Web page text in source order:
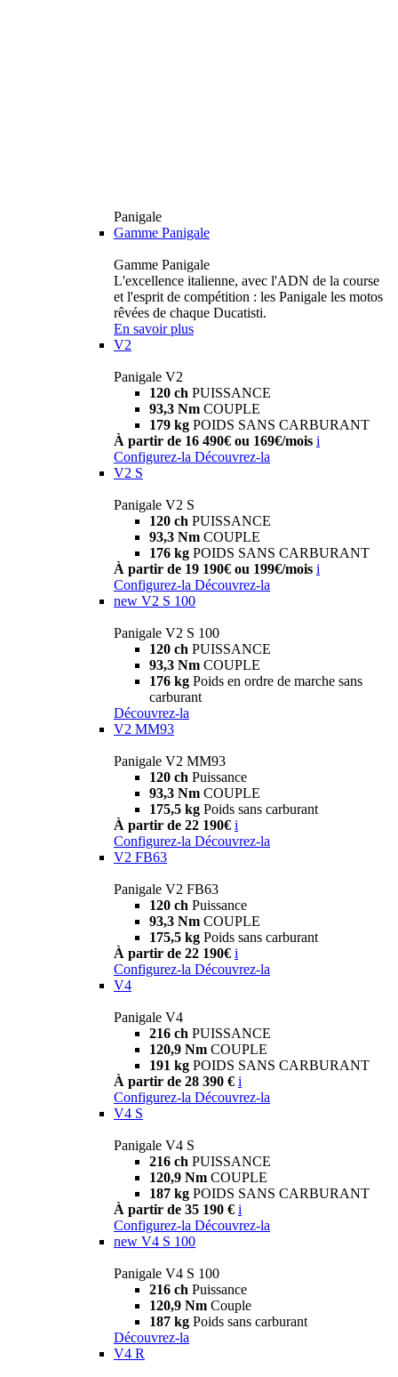
Panigale
Gamme Panigale
Gamme Panigale
L'excellence italienne, avec l'ADN de la course
et l'esprit de compétition : les Panigale les motos
rêvées de chaque Ducatisti.
En savoir plus
V2
Panigale V2
120 ch PUISSANCE
93,3 Nm COUPLE
179 kg POIDS SANS CARBURANT
À partir de 16 490€ ou 169€/mois i
Configurez-la Découvrez-la
V2 S
Panigale V2 S
120 ch PUISSANCE
93,3 Nm COUPLE
176 kg POIDS SANS CARBURANT
À partir de 19 190€ ou 199€/mois i
Configurez-la Découvrez-la
new V2 S 100
Panigale V2 S 100
120 ch PUISSANCE
93,3 Nm COUPLE
176 kg Poids en ordre de marche sans
carburant
Découvrez-la
V2 MM93
Panigale V2 MM93
120 ch Puissance
93,3 Nm COUPLE
175,5 kg Poids sans carburant
À partir de 22 190€ i
Configurez-la Découvrez-la
V2 FB63
Panigale V2 FB63
120 ch Puissance
93,3 Nm COUPLE
175,5 kg Poids sans carburant
À partir de 22 190€ i
Configurez-la Découvrez-la
V4
Panigale V4
216 ch PUISSANCE
120,9 Nm COUPLE
191 kg POIDS SANS CARBURANT
À partir de 28 390 € i
Configurez-la Découvrez-la
V4 S
Panigale V4 S
216 ch PUISSANCE
120,9 Nm COUPLE
187 kg POIDS SANS CARBURANT
À partir de 35 190 € i
Configurez-la Découvrez-la
new V4 S 100
Panigale V4 S 100
216 ch Puissance
120,9 Nm Couple
187 kg Poids sans carburant
Découvrez-la
V4 R